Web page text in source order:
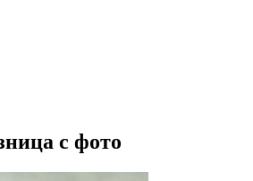
с фото